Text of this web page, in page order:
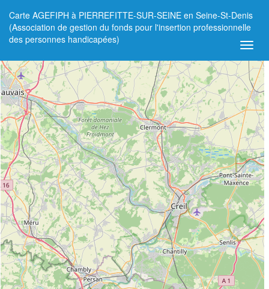
Carte AGEFIPH à PIERREFITTE-SUR-SEINE en Seine-St-Denis
(Association de gestion du fonds pour l'insertion professionnelle
des personnes handicapées)
+
−